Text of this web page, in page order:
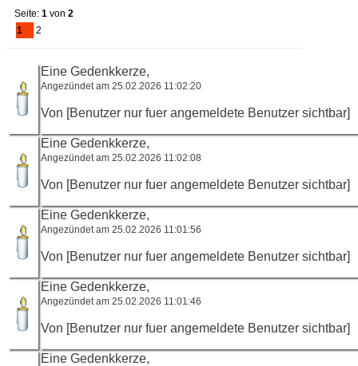
Seite: 1 von 2
1
2
Eine Gedenkkerze,
Angezündet am 25.02.2026 11:02:20
Von [Benutzer nur fuer angemeldete Benutzer sichtbar]
Eine Gedenkkerze,
Angezündet am 25.02.2026 11:02:08
Von [Benutzer nur fuer angemeldete Benutzer sichtbar]
Eine Gedenkkerze,
Angezündet am 25.02.2026 11:01:56
Von [Benutzer nur fuer angemeldete Benutzer sichtbar]
Eine Gedenkkerze,
Angezündet am 25.02.2026 11:01:46
Von [Benutzer nur fuer angemeldete Benutzer sichtbar]
Eine Gedenkkerze,